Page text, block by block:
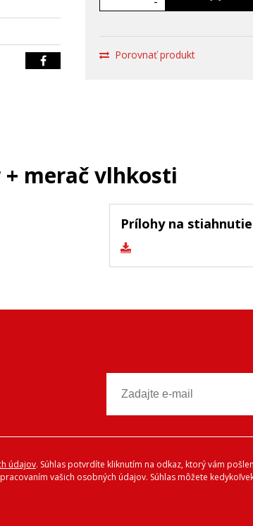
Porovnať produkt
merač vlhkosti
Prílohy na stiahnutie
údajov. Súhlas potvrdíte kliknutím na odkaz, ktorý vám
vašich osobných údajov. Súhlas môžete